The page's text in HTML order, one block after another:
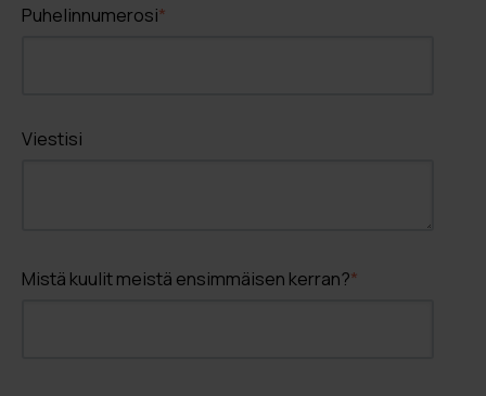
Puhelinnumerosi*
Viestisi
Mistä kuulit meistä ensimmäisen kerran?*